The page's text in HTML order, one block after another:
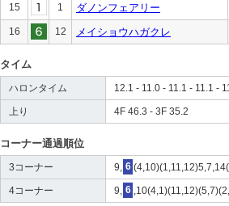
15 1 ダノンフェアリー
16 12 メイショウハガクレ
タイム
ハロンタイム 12.1 - 11.0 - 11.1 - 11.1 -
上り 4F 46.3 - 3F 35.2
コーナー通過順位
3コーナー 9, 6
4コーナー 9, 6